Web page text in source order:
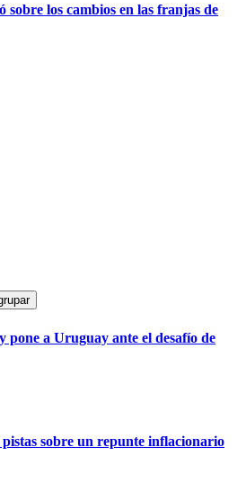
los cambios en las franjas de
pone a Uruguay ante el desafío de
sobre un repunte inflacionario